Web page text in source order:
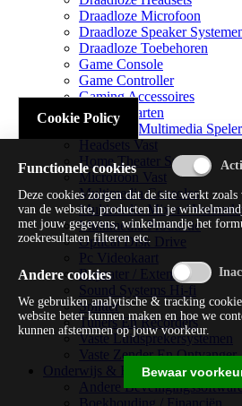
Draadloze Microfoon
Draadloze Speaker
Draadloze Toebehoren
Game Console
Game Controller
Gaming Accessoires
Geluidskaarten
Handheld Multimedia
Headsets Vast
Home Theater Systems
Microfoon Vast
Multimedia Consoles
Multimedia Mixer /
Multimedia Productie
Optical Disk Drive
Pc Videokaart
Repeater / Extender
Sound Systems Hi-fi
Splitter
Tuners En Recorders
Vaste Luidsprekersystemen
Vaste Zender En Ontvanger
Onderwijs & Recreatie
Andere
Cookie Policy
Functionele cookies
Deze cookies zorgen dat de site werkt
van de website, producten in je
met jouw gegevens, winkelmandje het
zoekresultaten filteren etc.
Andere cookies
We gebruiken analytische & tracking
website beter kunnen maken en hoe we
kunnen afstemmen op jouw voorkeur.
Bewaar